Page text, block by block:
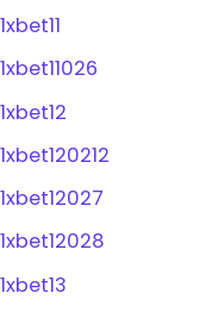
1xbet11
1xbet11026
1xbet12
1xbet120212
1xbet12027
1xbet12028
1xbet13